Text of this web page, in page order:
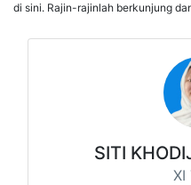
di sini. Rajin-rajinlah berkunjung
SITI
XI